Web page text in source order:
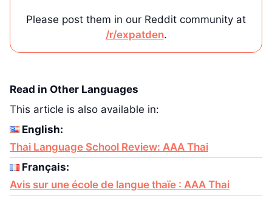
Please post them in our Reddit community at
/r/expatden.
Read in Other Languages
This article is also available in:
English:
Thai Language School Review: AAA Thai
Français:
Avis sur une école de langue thaïe : AAA Thai